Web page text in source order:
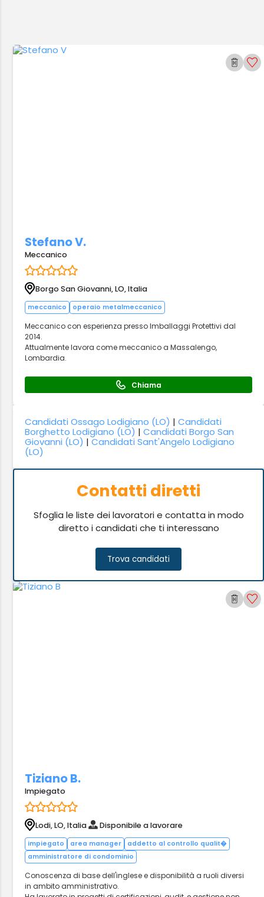
Stefano V.
Meccanico
Borgo San Giovanni, LO, Italia
meccanico operaio metalmeccanico
Meccanico con esperienza presso Imballaggi Protettivi dal
2014.
Attualmente lavora come meccanico a Massalengo,
Lombardia.
Chiama
Candidati Ossago Lodigiano (LO) |Candidati
Borghetto Lodigiano (LO) |Candidati Borgo San
Giovanni (LO) |Candidati Sant'Angelo Lodigiano
(LO)
Contatti diretti
Sfoglia le liste dei lavoratori e contatta in modo
diretto i candidati che ti interessano
Trova candidati
Tiziano B.
Impiegato
Lodi, LO, Italia Disponibile a lavorare
impiegato area manager
addetto al controllo qualit�
amministratore di condominio
Conoscenza di base dell'inglese e disponibilità a ruoli diversi
in ambito amministrativo.